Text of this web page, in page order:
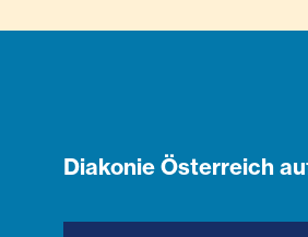
Diakonie Österreich